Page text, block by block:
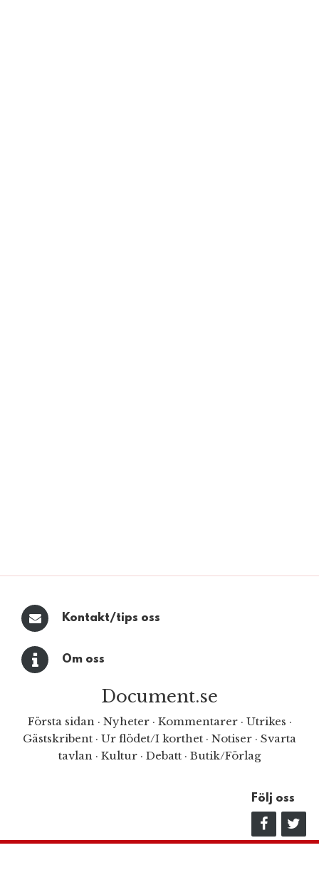
Kontakt/tips oss
Om oss
Document.se
Första sidan· Nyheter· Kommentarer· Utrikes ·
Gästskribent · Ur flödet/I korthet · Notiser · Svarta
tavlan · Kultur · Debatt · Butik/Förlag
Följ oss